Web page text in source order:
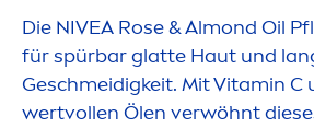
Die NIVEA Rose& Almond Oil
für spürbar glatte Haut und
Geschmeidigkeit. MitVitamin C
wertvollen Ölen verwöhnt